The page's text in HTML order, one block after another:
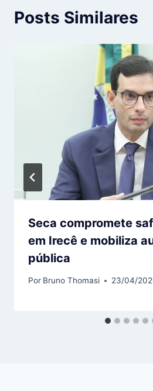
Posts Similares
Seca compromete
em Irecê e mobiliza
pública
Por Bruno Thomasi 23/04/